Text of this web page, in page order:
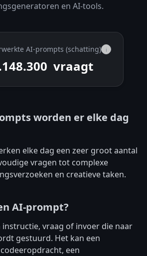
en AI-tools.
AI-prompts (schatting) i
vraagt
worden er elke dag
elke dag een zeer groot aantal
vragen tot complexe
en creatieve taken.
AI-prompt?
instructie, vraag of invoer die naar
gestuurd. Het kan een
een